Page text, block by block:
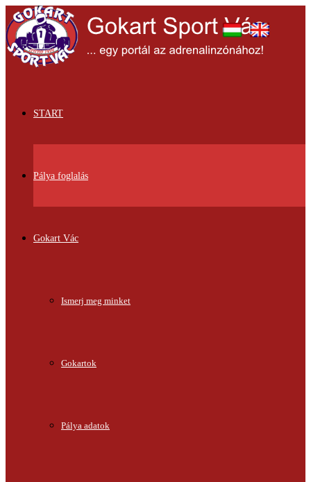
START
Pálya foglalás
Gokart Vác
Ismerj meg minket
Gokartok
Pálya adatok